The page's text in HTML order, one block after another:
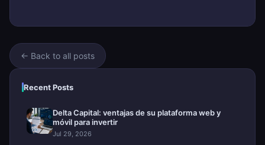
← Back to all posts
Recent Posts
Delta Capital: ventajas de su plataforma web y
móvil para invertir
Jul 29, 2026